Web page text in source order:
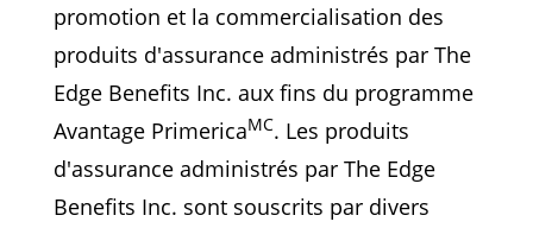
promotion et la commercialisation des
produits d'assurance administrés par The
Edge Benefits Inc. aux fins du programme
Avantage PrimericaMC. Les produits
d'assurance administrés par The Edge
Benefits Inc. sont souscrits par divers